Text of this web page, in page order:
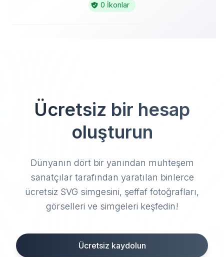
0 İkonlar
Ücretsiz bir hesap
oluşturun
Dünyanın dört bir yanından muhteşem
sanatçılar tarafından yaratılan binlerce
ücretsiz SVG simgesini, şeffaf fotoğrafları,
görselleri ve simgeleri keşfedin!
Ücretsiz kaydolun